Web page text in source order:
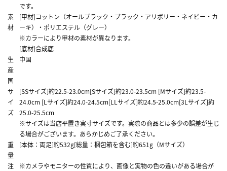
です。
素
材
[甲材]コットン（オールブラック・ブラック・アリボリー・ネイビー・カ
ーキ）・ポリエステル（グレー）
※カラーにより甲材の素材が異なります。
[底材]合成底
生
産
国
中国
サ
イ
ズ
[SSサイズ]約22.5-23.0cm[Sサイズ]約23.0-23.5cm [Mサイズ]約23.5-
24.0cm [Lサイズ]約24.0-24.5cm[LLサイズ]約24.5-25.0cm[3Lサイズ]約
25.0-25.5cm
※サイズは当店平置き実寸サイズです。実際の商品とは多少の誤差が生じ
る場合がございます。あらかじめご了承ください。
重
量
[本体：両足]約532g[総量：梱包箱を含む]約651g（Mサイズ）
注
※カメラやモニターの性質により、画像と実物の色の違いがある場合が